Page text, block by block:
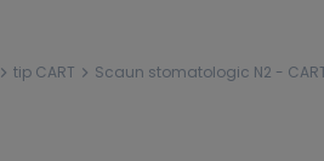
tip CART Scaun stomatologic N2 -